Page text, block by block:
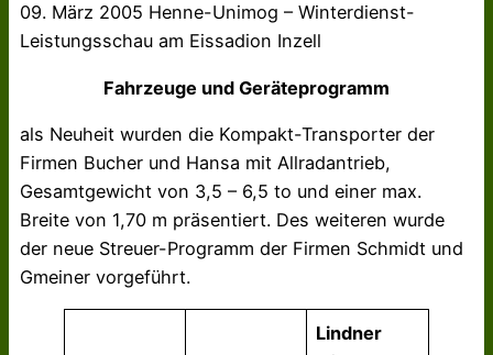
09. März 2005 Henne-Unimog – Winterdienst-
Leistungsschau am Eissadion Inzell
Fahrzeuge und Geräteprogramm
als Neuheit wurden die Kompakt-Transporter der
Firmen Bucher und Hansa mit Allradantrieb,
Gesamtgewicht von 3,5 – 6,5 to und einer max.
Breite von 1,70 m präsentiert. Des weiteren wurde
der neue Streuer-Programm der Firmen Schmidt und
Gmeiner vorgeführt.
Lindner